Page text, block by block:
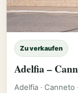
Zu verkaufen
Adelfia –
Adelfia · Canneto